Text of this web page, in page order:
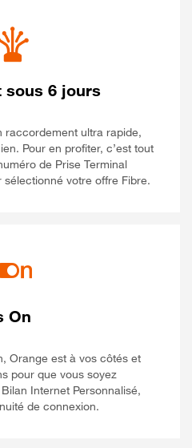
sous 6 jours
raccordement ultra rapide,
Pour en profiter, c’est tout
de Prise Terminal
sélectionné votre offre Fibre.
On
Orange est à vos côtés et
pour que vous soyez
Internet Personnalisé,
de connexion.